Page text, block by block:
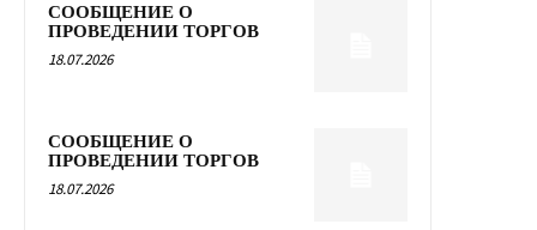
СООБЩЕНИЕ О
ПРОВЕДЕНИИ ТОРГОВ
18.07.2026
СООБЩЕНИЕ О
ПРОВЕДЕНИИ ТОРГОВ
18.07.2026